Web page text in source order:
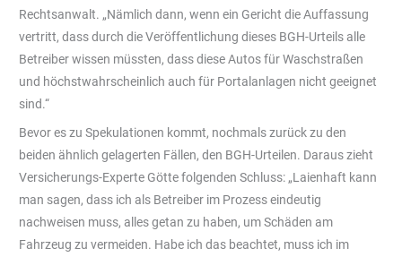
Rechtsanwalt. „Nämlich dann, wenn ein Gericht die Auffassung
vertritt, dass durch die Veröffentlichung dieses BGH-Urteils alle
Betreiber wissen müssten, dass diese Autos für Waschstraßen
und höchstwahrscheinlich auch für Portalanlagen nicht geeignet
sind.“
Bevor es zu Spekulationen kommt, nochmals zurück zu den
beiden ähnlich gelagerten Fällen, den BGH-Urteilen. Daraus zieht
Versicherungs-Experte Götte folgenden Schluss: „Laienhaft kann
man sagen, dass ich als Betreiber im Prozess eindeutig
nachweisen muss, alles getan zu haben, um Schäden am
Fahrzeug zu vermeiden. Habe ich das beachtet, muss ich im